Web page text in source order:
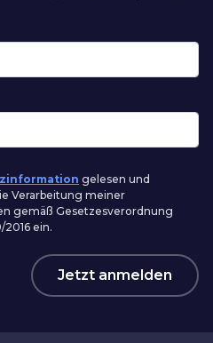
gelesen und
Verarbeitung meiner
gemäß Gesetzesverordnung
2016 ein.
Jetzt anmelden